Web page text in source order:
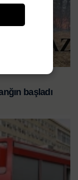
başladı